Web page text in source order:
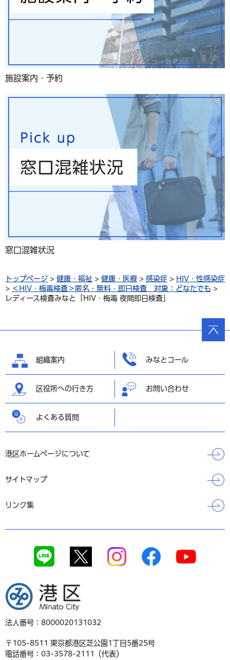
施設案内・予約
窓口混雑状況
トップページ > 健康・福祉 > 健康・医療 > 感染症 > HIV・性感染症
> ＜HIV・梅毒検査＞匿名・無料・即日検査 対象：どなたでも >
レディース検査みなと「HIV・梅毒 夜間即日検査」
組織案内 みなとコール
区役所への行き方 お問い合わせ
よくある質問
港区ホームページについて
サイトマップ
リンク集
港区
法人番号：8000020131032
〒105-8511 東京都港区芝公園1丁目5番25号
電話番号：03-3578-2111（代表）
ページ
の先頭